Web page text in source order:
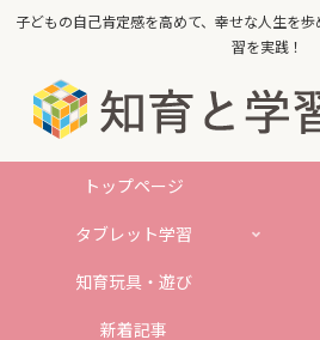
子どもの自己肯定感を高めて、幸せな人生を
習を実践！
トップページ
タブレット学習
知育玩具・遊び
新着記事